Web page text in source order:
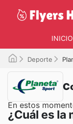
INICIO
Deporte
En estos
¿Cuál es la